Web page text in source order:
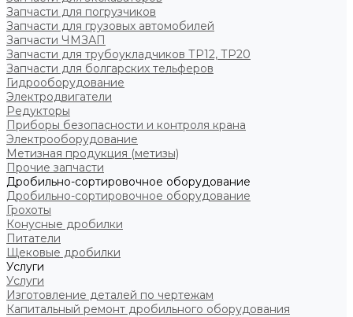
Запчасти для погрузчиков
Запчасти для грузовых автомобилей
Запчасти ЧМЗАП
Запчасти для трубоукладчиков ТР12, ТР20
Запчасти для болгарских тельферов
Гидрооборудование
Электродвигатели
Редукторы
Приборы безопасности и контроля крана
Электрооборудование
Метизная продукция (метизы)
Прочие запчасти
Дробильно-сортировочное оборудование
Дробильно-сортировочное оборудование
Грохоты
Конусные дробилки
Питатели
Щековые дробилки
Услуги
Услуги
Изготовление деталей по чертежам
Капитальный ремонт дробильного оборудования